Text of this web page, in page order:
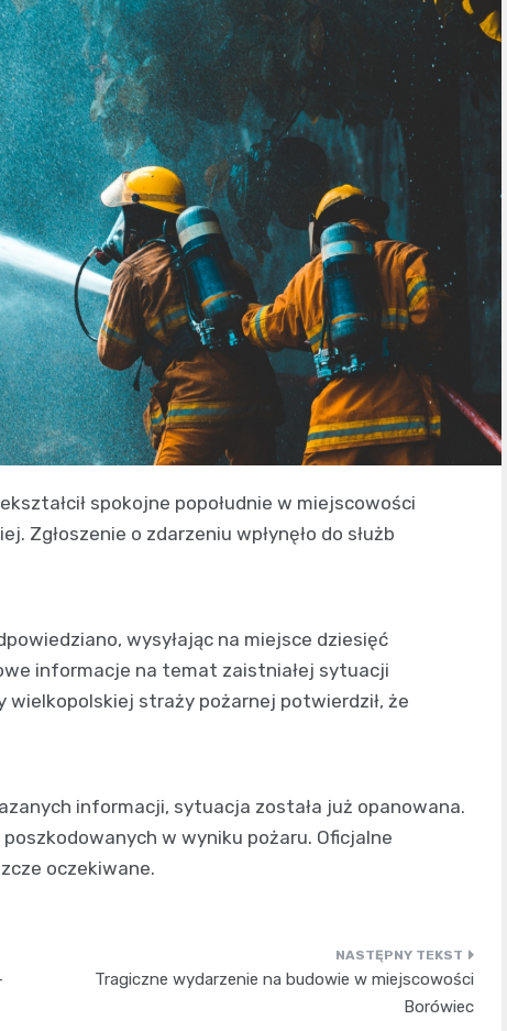
spokojne popołudnie w miejscowości
Zgłoszenie o zdarzeniu wpłynęło do służb
wysyłając na miejsce dziesięć
informacje na temat zaistniałej sytuacji
straży pożarnej potwierdził, że
informacji, sytuacja została już opanowana.
w wyniku pożaru. Oficjalne
oczekiwane.
Tragiczne wydarzenie na budowie w miejscowości
Borówiec